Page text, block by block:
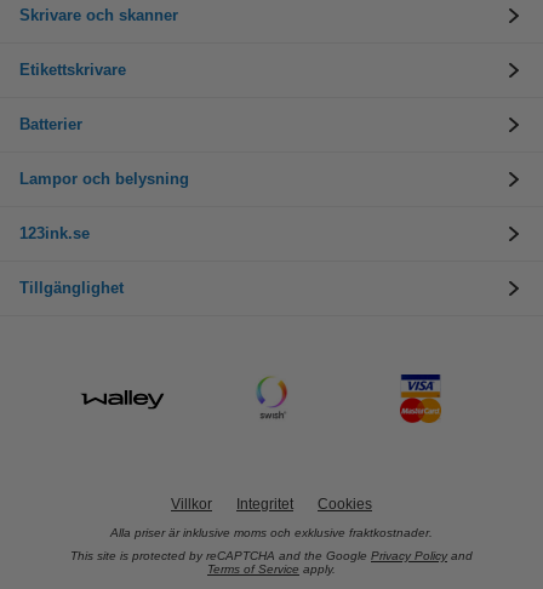
Skrivare och skanner
Etikettskrivare
Batterier
Lampor och belysning
123ink.se
Tillgänglighet
Villkor Integritet Cookies
Alla priser är inklusive moms och exklusive fraktkostnader.
This site is protected by reCAPTCHA and the Google Privacy Policy and
Terms of Service apply.